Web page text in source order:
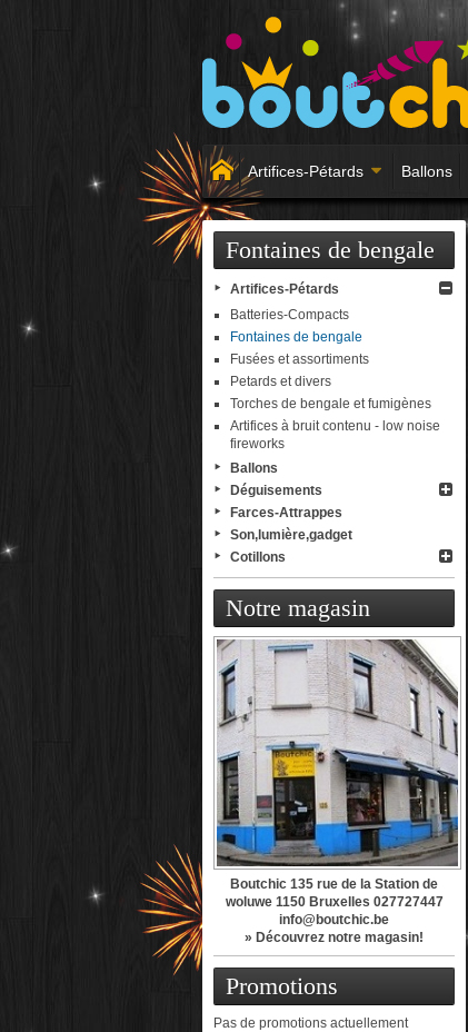
Artifices-Pétards Ballons
Fontaines de bengale
Artifices-Pétards
Batteries-Compacts
Fontaines de bengale
Fusées et assortiments
Petards et divers
Torches de bengale et fumigènes
Artifices à bruit contenu - low noise
fireworks
Ballons
Déguisements
Farces-Attrappes
Son,lumière,gadget
Cotillons
Notre magasin
Boutchic 135 rue de la Station de
woluwe 1150 Bruxelles 027727447
info@boutchic.be
» Découvrez notre magasin!
Promotions
Pas de promotions actuellement